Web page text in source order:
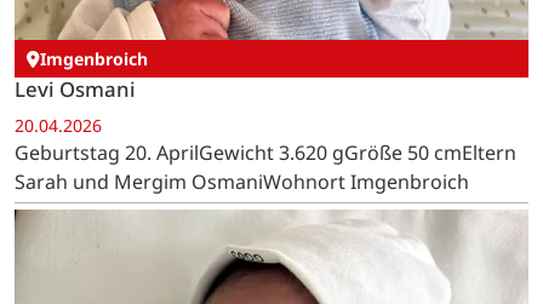
Imgenbroich
Levi Osmani
20.04.2026
Geburtstag 20. AprilGewicht 3.620 gGröße 50 cmEltern
Sarah und Mergim OsmaniWohnort Imgenbroich